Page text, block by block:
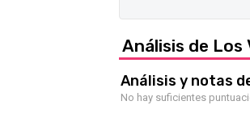
Análisis de Los
Análisis y notas
No hay suficientes